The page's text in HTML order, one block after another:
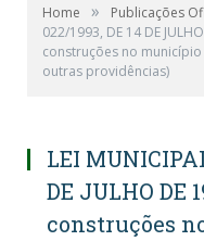
Home » Publicações
022/1993, DE 14 DE
construções no município
outras providências)
LEI
DE JULHO DE
construções